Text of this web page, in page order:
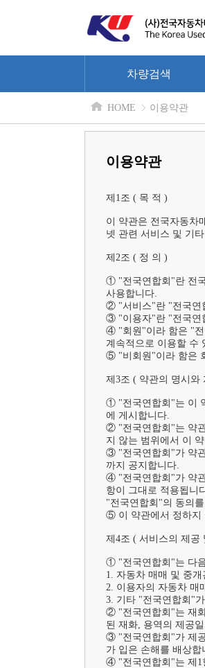
차량검색
HOME 이용약관
이용약관
제1조 ( 목 적 )
이 약관은 전국자동차
넷 관련 서비스 및 기
제2조 ( 정 의 )
① "전국연합회"란 전
사용합니다.
② "서비스"란 "전국연
③ "이용자"란 "전국연
④ "회원"이라 함은 "전
계속적으로 이용할 수
⑤ "비회원"이라 함은
제3조 ( 약관의 명시와
① "전국연합회"는 이
에 게시합니다.
② "전국연합회"는 약
지 않는 범위에서 이
③ "전국연합회"가 약
까지 공지합니다.
④ "전국연합회"가 약
항이 그대로 적용됩니
"전국연합회"의 동의
⑤ 이 약관에서 정하지
제4조 ( 서비스의 제공
① "전국연합회"는 다
1. 자동차 매매 및 중
2. 이용자의 자동차 매
3. 기타 "전국연합회"
② "전국연합회"는 재
된 재화, 용역의 제공
③ "전국연합회"가 제
가 입은 손해를 배상
④ "전국연합회"는 제1